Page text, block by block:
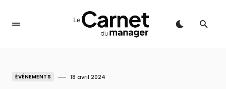
ÉVÉNEMENTS 18 avril 2024